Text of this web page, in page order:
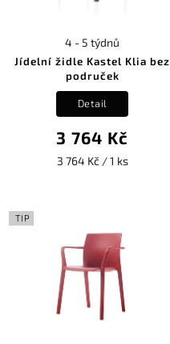
Jídelní židle Kastel Klia bez
područek
4 - 5 týdnů
3 764 Kč
3 764 Kč / 1 ks
Detail
TIP